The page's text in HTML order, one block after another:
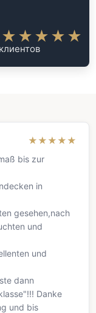
★★★★★
★ ★ ★ ★ ★
bis zur
in
gesehen,nach
und
und
dann
Danke
und bis